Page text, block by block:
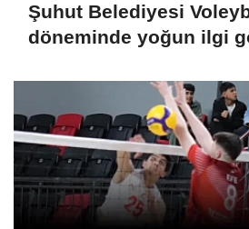
Şuhut Belediyesi
döneminde yoğun ilgi